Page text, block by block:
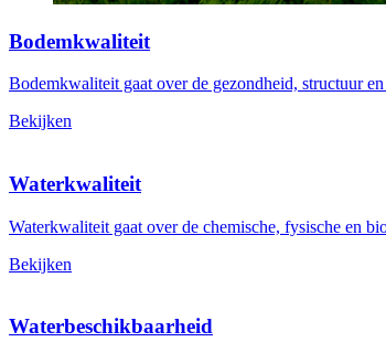
Bodemkwaliteit
Bodemkwaliteit gaat over de gezondheid, structuur
Bekijken
Waterkwaliteit
Waterkwaliteit gaat over de chemische, fysische en
Bekijken
Waterbeschikbaarheid